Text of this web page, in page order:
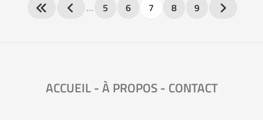
… 5 6 7 8 9
ACCUEIL-À PROPOS- CONTACT